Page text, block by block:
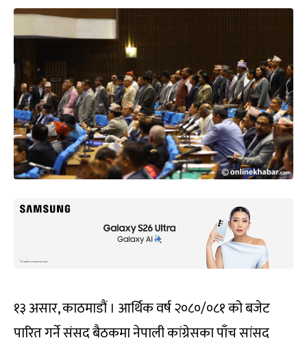
१३ असार, काठमाडौं । आर्थिक वर्ष २०८०/०८१ को बजेट
पारित गर्ने संसद बैठकमा नेपाली कांग्रेसका पाँच सांसद